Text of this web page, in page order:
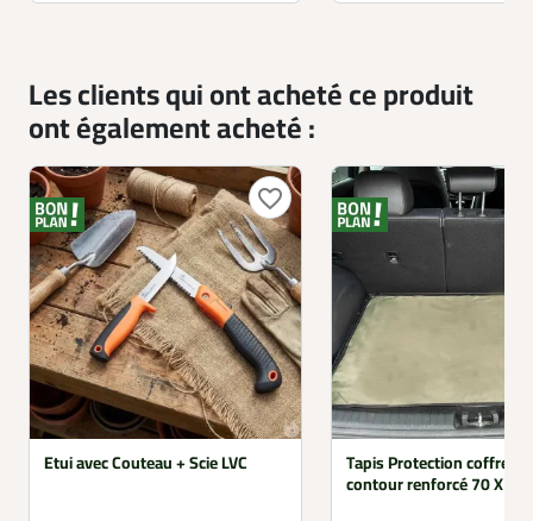
Les clients qui ont acheté ce produit
ont également acheté :
favorite_border
Etui avec Couteau + Scie LVC
Tapis Protection coffre
contour renforcé 70 X